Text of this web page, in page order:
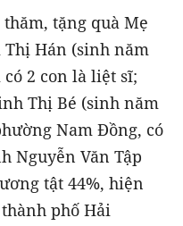
tặng quà Mẹ
Hán (sinh năm
2 con là liệt sĩ;
Thị Bé (sinh năm
Nam Đồng, có
Nguyễn Văn Tập
tật 44%, hiện
phố Hải